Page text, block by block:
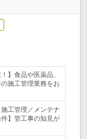
】食品や医薬品、
施工管理業務をお
工管理／メンテナ
】管工事の知見が